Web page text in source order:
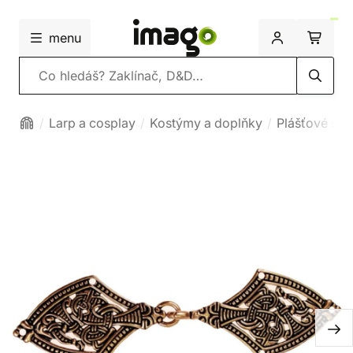
menu
Vyhledávání
Larp a cosplay Kostýmy a doplňky Plášťové